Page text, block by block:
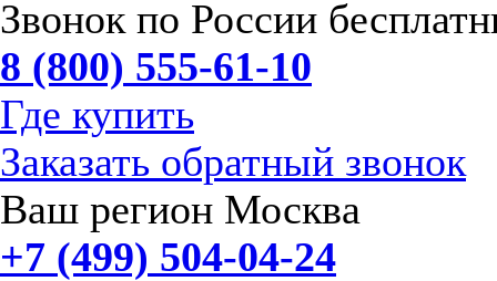
Звонок по России
8 (800) 555-61-10
Где купить
Заказать обратный звонок
Ваш регион Москва
+7 (499) 504-04-24